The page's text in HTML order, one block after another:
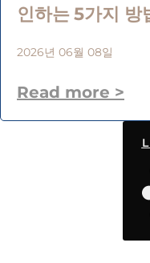
인하는 5가지 방
2026년 06월 08일
Read more >